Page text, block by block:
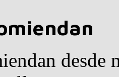
desde